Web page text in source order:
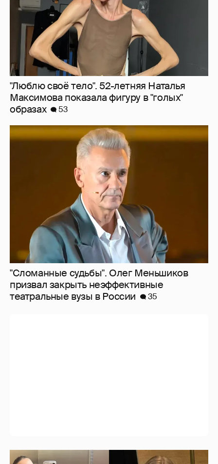
"Люблю своё тело". 52-летняя Наталья
Максимова показала фигуру в "голых"
образах
53
"Сломанные судьбы". Олег Меньшиков
призвал закрыть неэффективные
театральные вузы в России
35